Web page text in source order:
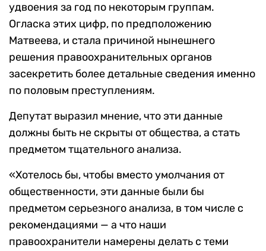
удвоения за год по некоторым группам.
Огласка этих цифр, по предположению
Матвеева, и стала причиной нынешнего
решения правоохранительных органов
засекретить более детальные сведения именно
по половым преступлениям.
Депутат выразил мнение, что эти данные
должны быть не скрыты от общества, а стать
предметом тщательного анализа.
«Хотелось бы, чтобы вместо умолчания от
общественности, эти данные были бы
предметом серьезного анализа, в том числе с
рекомендациями — а что наши
правоохранители намерены делать с теми